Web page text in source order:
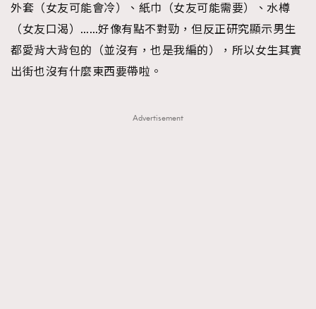
外套（女友可能會冷）、紙巾（女友可能需要）、水樽
（女友口渴）……好像有點不對勁，但反正研究顯示男生
都愛背大背包的（並沒有，也是我編的），所以女生其實
出街也沒有什麼東西要帶啦。
Advertisement